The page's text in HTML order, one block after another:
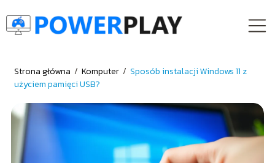
Strona główna / Komputer / Sposób instalacji Windows 11 z
użyciem pamięci USB?